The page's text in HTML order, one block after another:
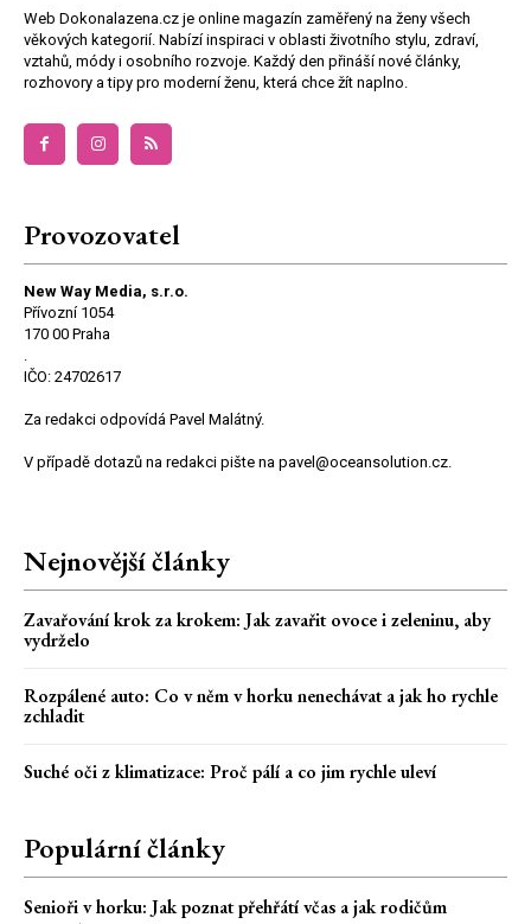
Web Dokonalazena.cz je online magazín zaměřený na ženy všech
věkových kategorií. Nabízí inspiraci v oblasti životního stylu, zdraví,
vztahů, módy i osobního rozvoje. Každý den přináší nové články,
rozhovory a tipy pro moderní ženu, která chce žít naplno.
Provozovatel
New Way Media, s.r.o.
Přívozní 1054
170 00 Praha
.
IČO: 24702617
Za redakci odpovídá Pavel Malátný.
V případě dotazů na redakci pište na pavel@oceansolution.cz.
Nejnovější články
Zavařování krok za krokem: Jak zavařit ovoce i zeleninu, aby
vydrželo
Rozpálené auto: Co v něm v horku nenechávat a jak ho rychle
zchladit
Suché oči z klimatizace: Proč pálí a co jim rychle uleví
Populární články
Senioři v horku: Jak poznat přehřátí včas a jak rodičům